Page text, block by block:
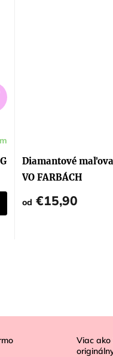
Diamantové
VO FARBÁCH
od €15,90
Viac ako